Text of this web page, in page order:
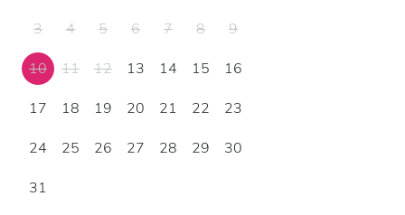
3
4 5 6 7 8
9
10
11 12 13 14 15
16
17
18 19 20 21 22
23
24
25 26 27 28 29
30
31